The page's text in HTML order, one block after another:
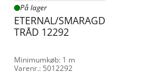
På lager
ETERNAL/SMARAGD
TRÅD 12292
Minimumkøb: 1 m
Varenr.: 5012292